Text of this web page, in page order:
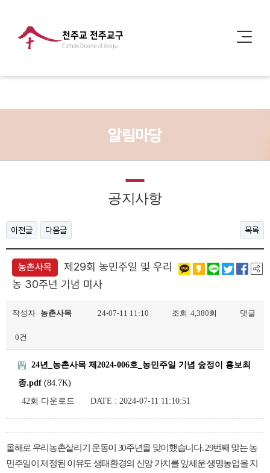
천주교 전주교구
Catholic Diocese of Jeonju
알림마당
공지사항
이전글 다음글 목록
농촌사목
제29회 농민주일 및 우리
농 30주년 기념 미사
작성자 농촌사목 24-07-11 11:10 조회 4,380회 댓글
0건
24년_농촌사목 제2024-006호_농민주일 기념 숲정이 홍보최
종.pdf (84.7K)
42회 다운로드
DATE : 2024-07-11 11:10:51
올해로 우리농촌살리기 운동이 30주년을 맞이했습니다. 29번째 맞는 농
민주일이 제정된 이유도 생태환경의 신앙 가치를 앞세운 생명농업을 지